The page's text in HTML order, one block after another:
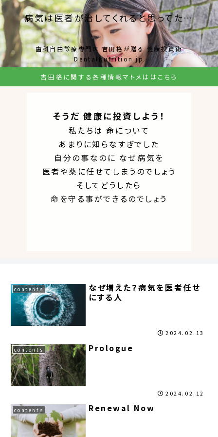
病気は医者が治してくれると思ってた…
歯科自由診療専門医 吉田格が贈る 健康投資術
DentalNutrition.jp
吉田格に関する各種情報マトメははこちら
そうだ 健康に投資しよう！
私たちは 命について
あまりに知らなすぎでした
自分の事なのに なぜ病気を
医者や薬に任せてしまうのでしょう
そしてどうしたら
命を守る事ができるのでしょう
contents
なぜ増えた？病気を医者任せ
にする人
2024.02.13
contents Prologue
2024.02.12
contents Renewal Now